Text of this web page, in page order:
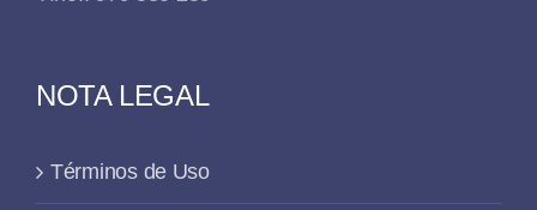
NOTA LEGAL
Términos de Uso